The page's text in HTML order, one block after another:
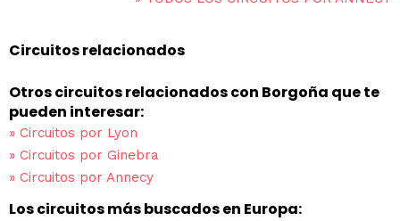
Circuitos relacionados
Otros circuitos relacionados con Borgoña que te
pueden interesar:
» Circuitos por Lyon
» Circuitos por Ginebra
» Circuitos por Annecy
Los circuitos más buscados en Europa: